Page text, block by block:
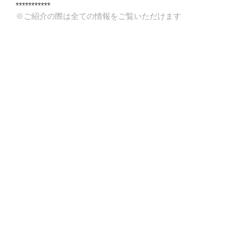
***********
※ご紹介の際は全ての情報をご覧いただけます